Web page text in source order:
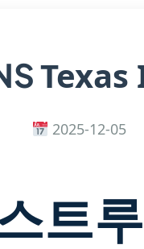
2025-12-05
트